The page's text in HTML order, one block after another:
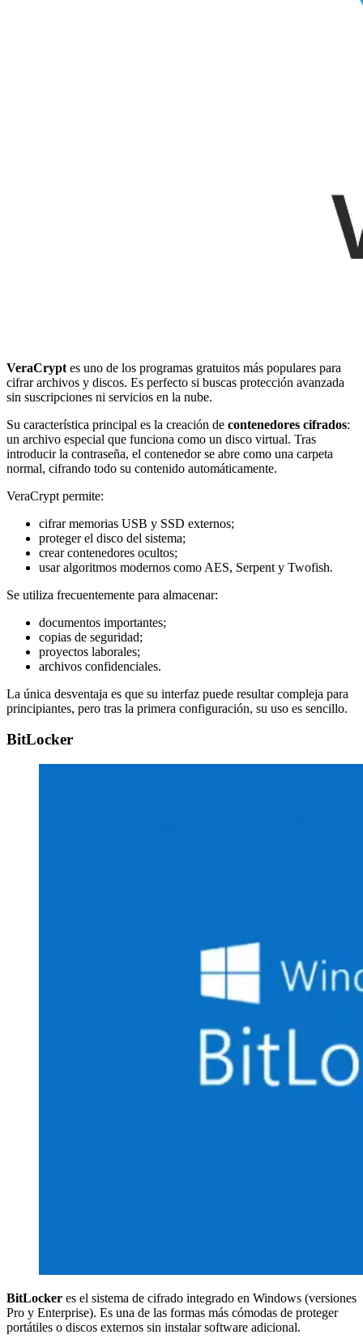
VeraCrypt es uno de los programas gratuitos más populares para
cifrar archivos y discos. Es perfecto si buscas protección avanzada
sin suscripciones ni servicios en la nube.
Su característica principal es la creación de contenedores cifrados:
un archivo especial que funciona como un disco virtual. Tras
introducir la contraseña, el contenedor se abre como una carpeta
normal, cifrando todo su contenido automáticamente.
VeraCrypt permite:
cifrar memorias USB y SSD externos;
proteger el disco del sistema;
crear contenedores ocultos;
usar algoritmos modernos como AES, Serpent y Twofish.
Se utiliza frecuentemente para almacenar:
documentos importantes;
copias de seguridad;
proyectos laborales;
archivos confidenciales.
La única desventaja es que su interfaz puede resultar compleja para
principiantes, pero tras la primera configuración, su uso es sencillo.
BitLocker
BitLocker es el sistema de cifrado integrado en Windows (versiones
Pro y Enterprise). Es una de las formas más cómodas de proteger
portátiles o discos externos sin instalar software adicional.